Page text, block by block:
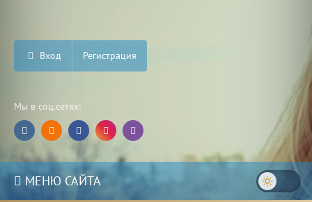
Вход Регистрация
Мы в соц.сетях:
МЕНЮ САЙТА